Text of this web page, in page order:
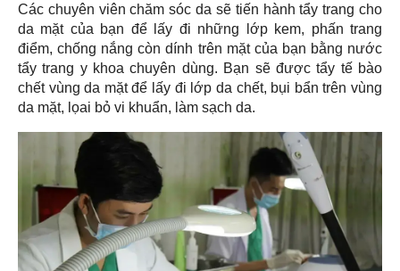
Các chuyên viên chăm sóc da sẽ tiến hành tẩy trang cho
da mặt của bạn để lấy đi những lớp kem, phấn trang
điểm, chống nắng còn dính trên mặt của bạn bằng nước
tẩy trang y khoa chuyên dùng. Bạn sẽ được tẩy tế bào
chết vùng da mặt để lấy đi lớp da chết, bụi bẩn trên vùng
da mặt, lọai bỏ vi khuẩn, làm sạch da.